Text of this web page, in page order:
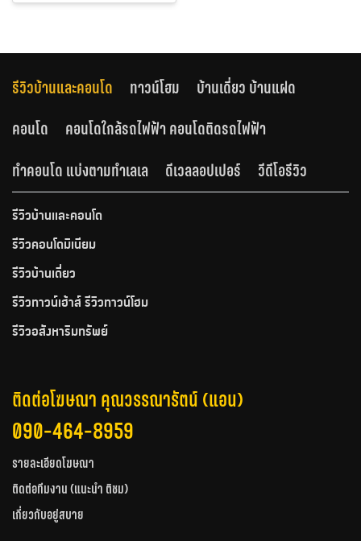
รีวิวบ้านและคอนโด ทาวน์โฮม
บ้านเดี่ยว บ้านแฝด
คอนโด
คอนโดใกล้รถไฟฟ้า คอนโดติดรถไฟฟ้า
ทำคอนโด แบ่งตามทำเลเล
ดีเวลลอปเปอร์ วีดีโอรีวิว
รีวิวบ้านและคอนโด
รีวิวคอนโดมิเนียม
รีวิวบ้านเดี่ยว
รีวิวทาวน์เฮ้าส์ รีวิวทาวน์โฮม
รีวิวอสังหาริมทรัพย์
ติดต่อโฆษณา คุณวรรณารัตน์ (แอน)
090-464-8959
รายละเอียดโฆษณา
ติดต่อทีมงาน (แนะนำ ติชม)
เกี่ยวกับอยู่สบาย